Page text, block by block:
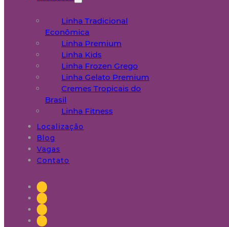
Linha Tradicional
Econômica
Linha Premium
Linha Kids
Linha Frozen Grego
Linha Gelato Premium
Cremes Tropicais do
Brasil
Linha Fitness
Localização
Blog
Vagas
Contato